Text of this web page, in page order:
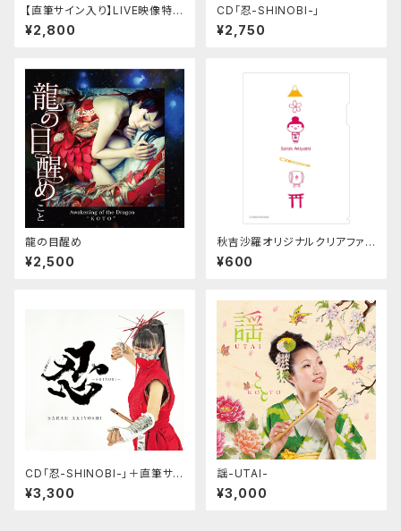
【直筆サイン入り】LIVE映像特典
付オリジナルポストカード
¥2,800
CD「忍-SHINOBI-」
¥2,750
龍の目醒め
¥2,500
秋吉沙羅オリジナルクリアファイ
ル「さらの和」
¥600
CD「忍-SHINOBI-」＋直筆サイ
ン入りカード
¥3,300
謡-UTAI-
¥3,000